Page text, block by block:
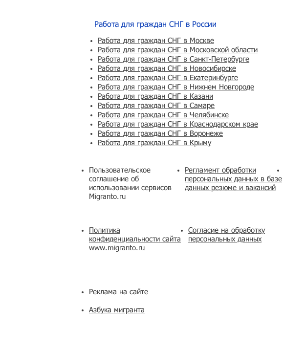
Работа для граждан СНГ в России
Работа для граждан СНГ в Москве
Работа для граждан СНГ в Московской области
Работа для граждан СНГ в Санкт-Петербурге
Работа для граждан СНГ в Новосибирске
Работа для граждан СНГ в Екатеринбурге
Работа для граждан СНГ в Нижнем Новгороде
Работа для граждан СНГ в Казани
Работа для граждан СНГ в Самаре
Работа для граждан СНГ в Челябинске
Работа для граждан СНГ в Краснодарском крае
Работа для граждан СНГ в Воронеже
Работа для граждан СНГ в Крыму
Пользовательское
соглашение об
использовании сервисов
Migranto.ru
Регламент обработки
персональных данных в базе
данных резюме и вакансий
Политика
конфиденциальности сайта
www.migranto.ru
Согласие на обработку
персональных данных
Реклама на сайте
Азбука мигранта